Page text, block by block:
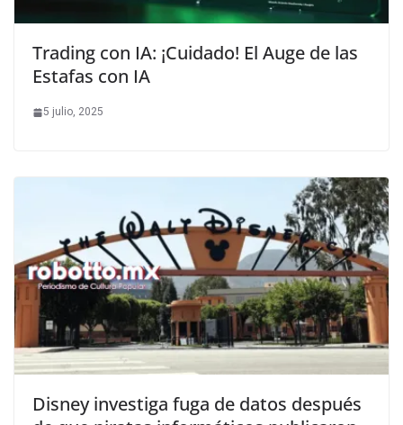
Trading con IA: ¡Cuidado! El Auge de las
Estafas con IA
5 julio, 2025
Disney investiga fuga de datos después